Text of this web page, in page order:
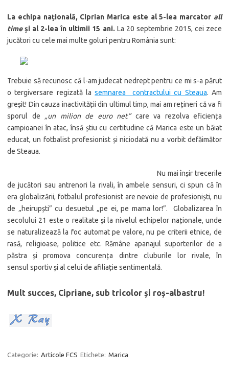
La echipa națională, Ciprian Marica este al 5-lea marcator all
timeși al 2-lea în ultimii 15 ani. La 20 septembrie 2015, cei zece
jucători cu cele mai multe goluri pentru România sunt:
Trebuie să recunosc că l-am judecat nedrept pentru ce mi s-a părut
o tergiversare regizată lasemnarea contractului cu Steaua. Am
greșit! Din cauza inactivității din ultimul timp, mai am rețineri că va fi
sporul de „un milion de euro net”care va rezolva eficiența
campioanei în atac, însă știu cu certitudine că Marica este un băiat
educat, un fotbalist profesionist și niciodată nu a vorbit defăimător
de Steaua.
Nu mai înșir trecerile
de jucători sau antrenori la rivali, în ambele sensuri, ci spun că în
era globalizării, fotbalul profesionist are nevoie de profesioniști, nu
de „heirupști” cu desuetul „pe ei, pe mama lor!”. Globalizarea în
secolului 21 este o realitate și la nivelul echipelor naționale, unde
se naturalizează la foc automat pe valore, nu pe criterii etnice, de
rasă, religioase, politice etc. Rămâne apanajul suporterilor de a
păstra și promova concurența dintre cluburile lor rivale, în
sensul sportiv și al celui de afiliație sentimentală.
Mult succes, Cipriane, sub tricolor și roș-albastru!
Categorie: Articole FCS Etichete: Marica